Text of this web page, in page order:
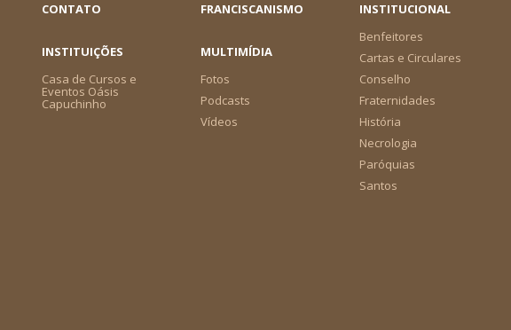
CONTATO FRANCISCANISMO
INSTITUCIONAL
Benfeitores
Cartas e Circulares
Conselho
Fraternidades
História
Necrologia
Paróquias
Santos
INSTITUIÇÕES
Casa de Cursos e
Eventos Oásis
Capuchinho
MULTIMÍDIA
Fotos
Podcasts
Vídeos